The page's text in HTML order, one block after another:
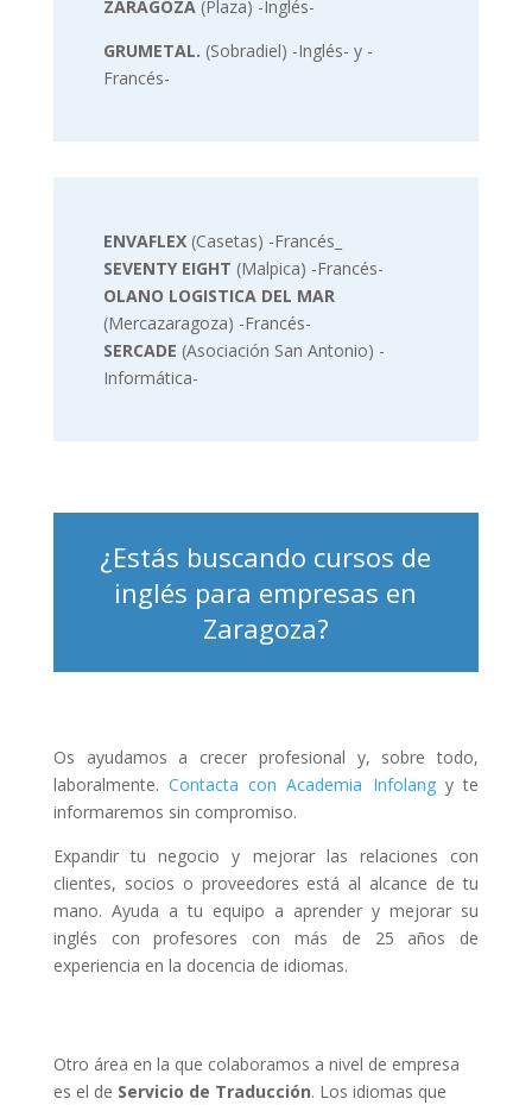
ZARAGOZA (Plaza) -Inglés-
GRUMETAL. (Sobradiel) -Inglés- y -
Francés-
ENVAFLEX(Casetas) -Francés_
SEVENTY EIGHT (Malpica) -Francés-
OLANO LOGISTICA DEL MAR
(Mercazaragoza) -Francés-
SERCADE (Asociación San Antonio) -
Informática-
¿Estás buscando cursos de
inglés para empresas en
Zaragoza?
Os ayudamos a crecer profesional y, sobre todo,
laboralmente.Contacta con Academia Infolangy te
informaremos sin compromiso.
Expandir tu negocio y mejorar las relaciones con
clientes, socios o proveedores está al alcance de tu
mano. Ayuda a tu equipo a aprender y mejorar su
inglés con profesores con más de 25 años de
experiencia en la docencia de idiomas.
Otro área en la que colaboramos a nivel de empresa
es el de Servicio de Traducción. Los idiomas que